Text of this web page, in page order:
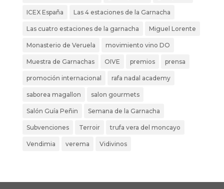
ICEX España Las 4 estaciones de la Garnacha
Las cuatro estaciones de la garnacha Miguel Lorente
Monasterio de Veruela movimiento vino DO
Muestra de Garnachas OIVE premios prensa
promoción internacional rafa nadal academy
saborea magallon salon gourmets
Salón Guía Peñin Semana de la Garnacha
Subvenciones Terroir trufa vera del moncayo
Vendimia verema Vidivinos